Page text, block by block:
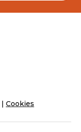
Cookies